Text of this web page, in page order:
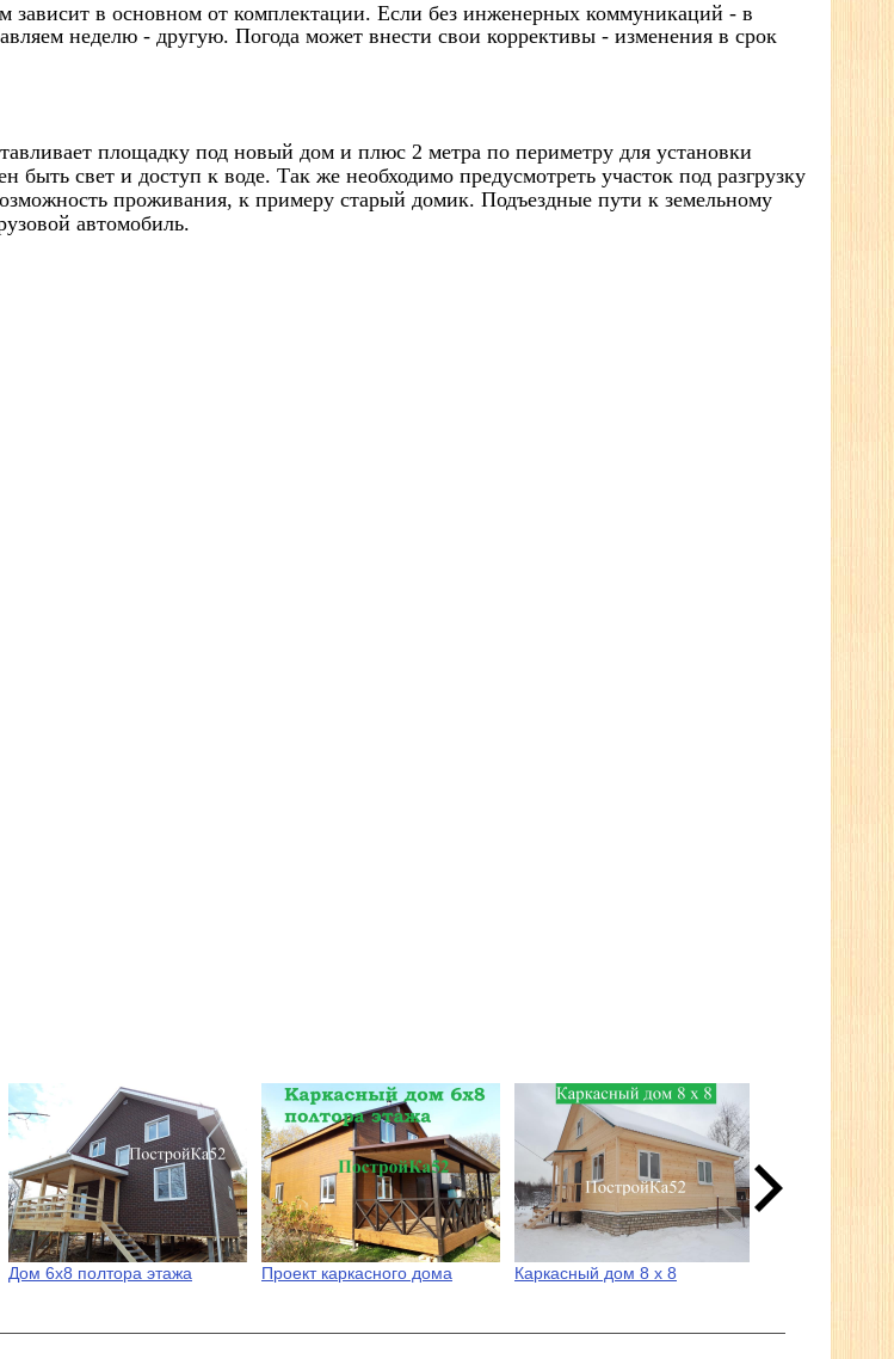
зависит в основном от комплектации. Если без инженерных коммуникаций - в
неделю - другую. Погода может внести свои коррективы - изменения в срок
площадку под новый дом и плюс 2 метра по периметру для установки
быть свет и доступ к воде. Так же необходимо предусмотреть участок под разгрузку
проживания, к примеру старый домик. Подъездные пути к земельному
автомобиль.
Дом 6х8 полтора этажа Проект каркасного дома Каркасный дом 8 х 8